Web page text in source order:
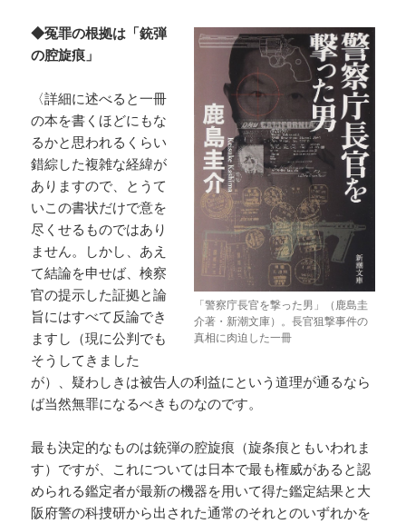
「警察庁長官を撃った男」（鹿島圭
介著・新潮文庫）。長官狙撃事件の
真相に肉迫した一冊
◆冤罪の根拠は「銃弾
の腔旋痕」
〈詳細に述べると一冊
の本を書くほどにもな
るかと思われるくらい
錯綜した複雑な経緯が
ありますので、とうて
いこの書状だけで意を
尽くせるものではあり
ません。しかし、あえ
て結論を申せば、検察
官の提示した証拠と論
旨にはすべて反論でき
ますし（現に公判でも
そうしてきました
が）、疑わしきは被告人の利益にという道理が通るなら
ば当然無罪になるべきものなのです。
最も決定的なものは銃弾の腔旋痕（旋条痕ともいわれま
す）ですが、これについては日本で最も権威があると認
められる鑑定者が最新の機器を用いて得た鑑定結果と大
阪府警の科捜研から出された通常のそれとのいずれかを